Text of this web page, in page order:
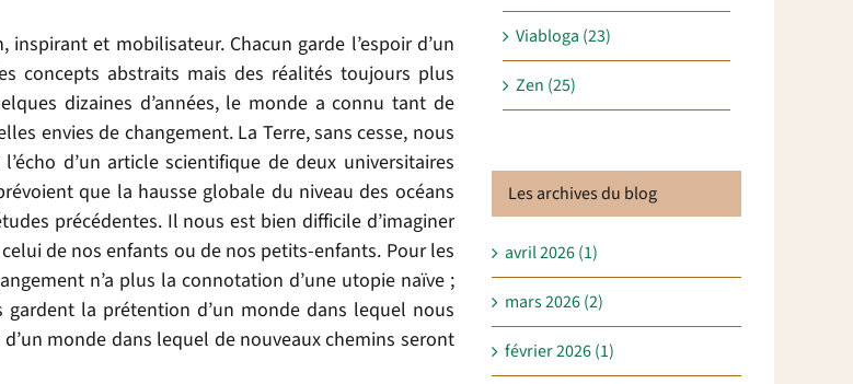
et mobilisateur. Chacun garde l’espoir d’un
concepts abstraits mais des réalités toujours plus
dizaines d’années, le monde a connu tant de
envies de changement. La Terre, sans cesse, nous
d’un article scientifique de deux universitaires
que la hausse globale du niveau des océans
précédentes. Il nous est bien difficile d’imaginer
de nos enfants ou de nos petits-enfants. Pour les
n’a plus la connotation d’une utopie naïve ;
la prétention d’un monde dans lequel nous
monde dans lequel de nouveaux chemins seront
Viabloga (23)
Zen (25)
Les archives du blog
avril 2026 (1)
mars 2026 (2)
février 2026 (1)